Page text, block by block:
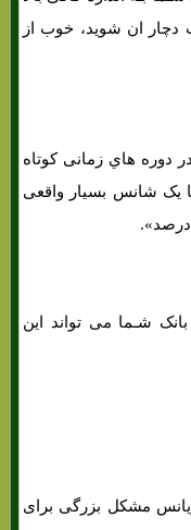
دچار ان شوید، خوب از
دوره هاي‌ زمانی کوتاه
یک شانس بسیار واقعی
شـما می تواند این
مشکل بزرگی برای